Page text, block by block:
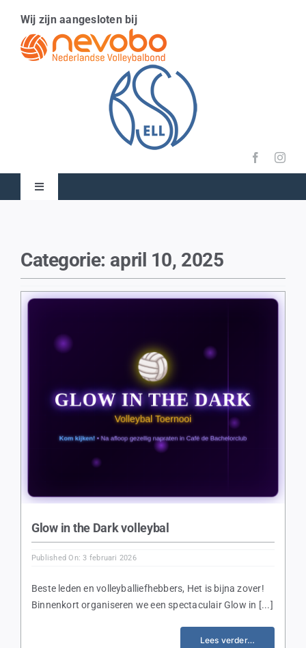
inhoud
Wij zijn aangesloten bij
Toggle
Nieuws
Jaarplanning
Commissies
Categorie: april 10, 2025
Glow in the Dark volleybal
Published On: 3 februari 2026
Beste leden en volleyballiefhebbers, Het is bijna zover!
Binnenkort organiseren we een spectaculair Glow in [...]
Lees verder…